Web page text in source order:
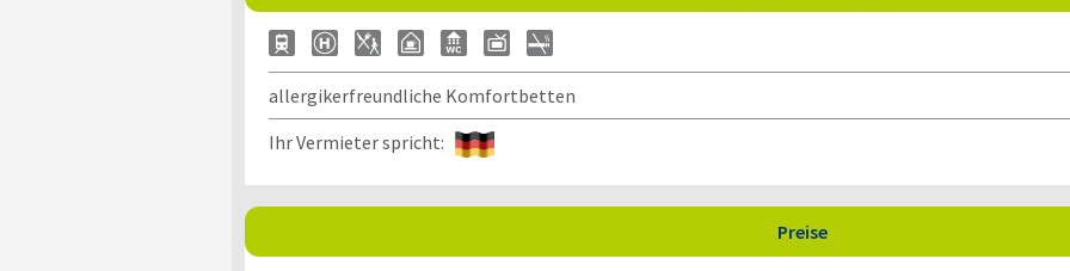
allergikerfreundliche Komfortbetten
Ihr Vermieter spricht:
Preise